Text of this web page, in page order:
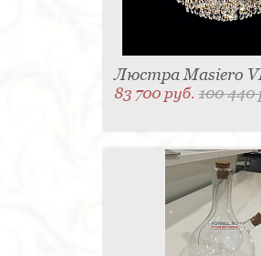
Люстра Masiero
83 700 руб.100 440